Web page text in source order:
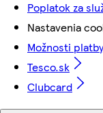
Poplatok za
Nastavenia
Možnosti platby
Tesco.sk
Clubcard